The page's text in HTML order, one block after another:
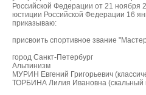
Российской Федерации от 21 ноября
юстиции Российской Федерации 16
приказываю:
присвоить спортивное звание
город Санкт-Петербург
Альпинизм
МУРИН Евгений Григорьевич
ТОРБИНА Лилия Ивановна (скальный